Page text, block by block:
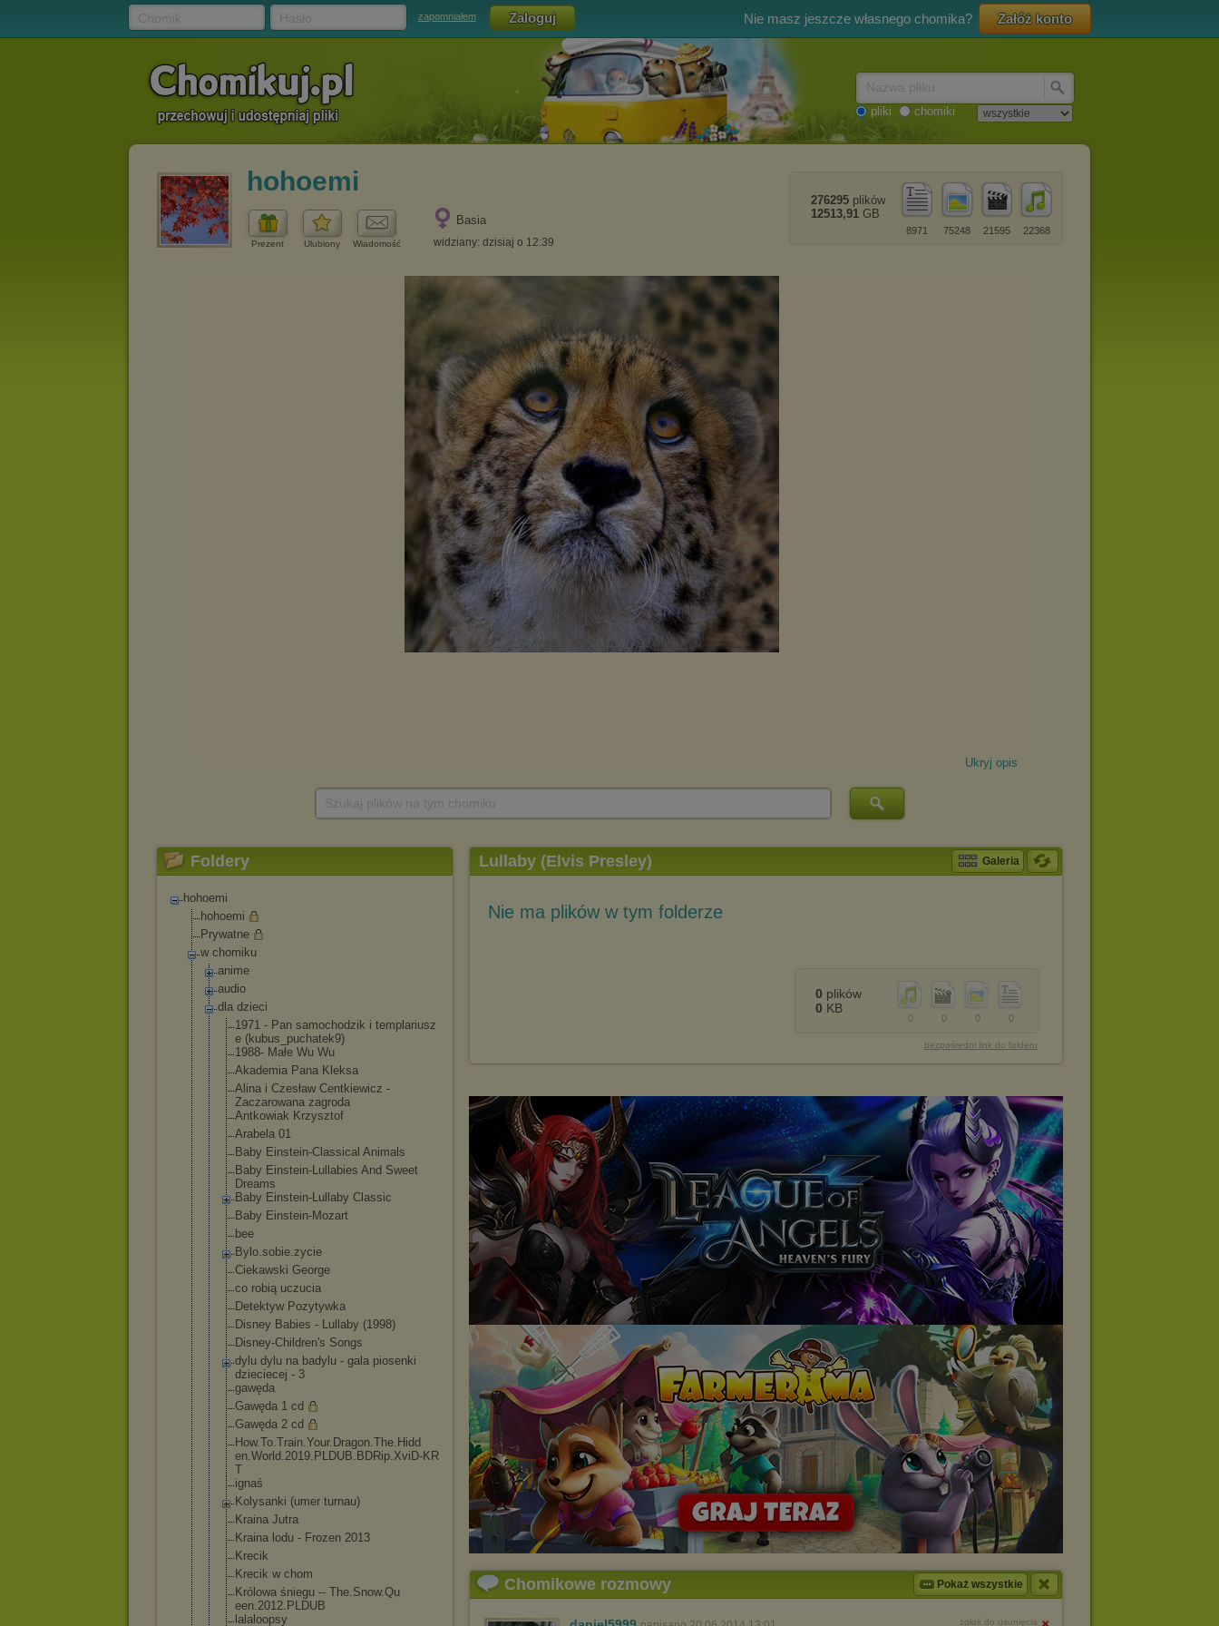
zapomniałem Nie masz jeszcze własnego chomika? Załóż konto
pliki chomiki
hohoemi
Prezent Ulubiony Wiadomość
Basia
widziany: dzisiaj o 12:39
22368
21595
75248
8971
276295 plików
12513,91 GB
Ukryj opis
Foldery
hohoemi
hohoemi
Prywatne
w chomiku
anime
audio
dla dzieci
1971 - Pan samochodzik i templariusz
e (kubus_puchatek9)
1988- Małe Wu Wu
Akademia Pana Kleksa
Alina i Czesław Centkiewicz -
Zaczarowana zagroda
Antkowiak Krzysztof
Arabela 01
Baby Einstein-Cl assical Animals
Baby Einstein-Lu llabies And Sweet
Dreams
Baby Einstein-Lu llaby Classic
Baby Einstein-Mozart
bee
Bylo.sobie.zycie
Ciekawski George
co robią uczucia
Detektyw Pozytywka
Disney Babies - Lullaby (1998)
Disney-Chil dren's Songs
dylu dylu na badylu - gala piosenki
dzieciecej - 3
gawęda
Gawęda 1 cd
Gawęda 2 cd
How.To.Train.Your.Dragon.The.Hidd
en.World.2019.PLDUB.BDRip.XviD-KR
T
ignaś
Kolysanki (umer turnau)
Kraina Jutra
Kraina lodu - Frozen 2013
Krecik
Krecik w chom
Królowa śniegu -- The.Snow.Qu
een.2012.PLDUB
lalaloopsy
Lullaby (Elvis Presley) Galeria
Nie ma plików w tym folderze
0
0
0
0
0 plików
0 KB
bezpośredni link do folderu
Chomikowe rozmowy Pokaż wszystkie
zgłoś do usunięcia